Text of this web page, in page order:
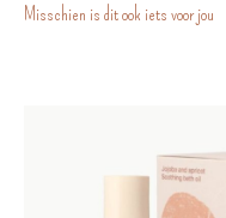
Misschien is dit ook iets voor jou